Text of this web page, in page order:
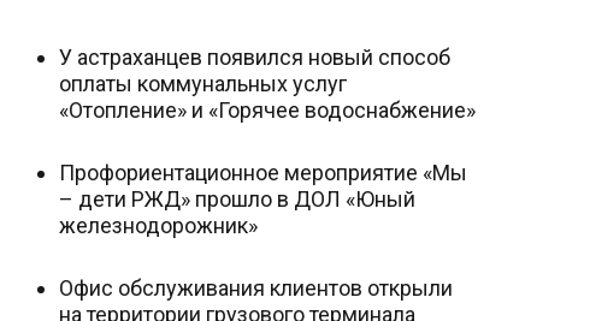
У астраханцев появился новый способ
оплаты коммунальных услуг
«Отопление» и «Горячее водоснабжение»
Профориентационное мероприятие «Мы
– дети РЖД» прошло в ДОЛ «Юный
железнодорожник»
Офис обслуживания клиентов открыли
на территории грузового терминала